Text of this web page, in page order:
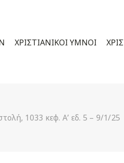
ΧΡΙΣΤΙΑΝΙΚΟΊ ΎΜΝΟΙ
1033 κεφ. Α’ εδ. 5 – 9/1/25